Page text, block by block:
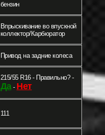
бензин
Впрыскивание во впускной
коллектор/Карбюратор
Привод на задние колеса
215/55 R16 - Правильно? -
Да- Нет
111